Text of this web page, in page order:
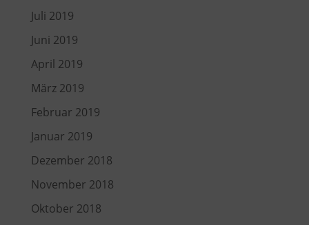
Juli 2019
Juni 2019
April 2019
März 2019
Februar 2019
Januar 2019
Dezember 2018
November 2018
Oktober 2018